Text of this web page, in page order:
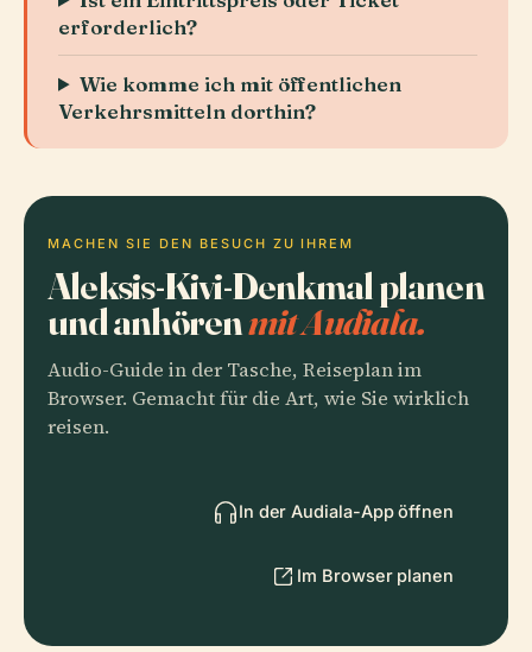
erforderlich?
Wie komme ich mit öffentlichen
Verkehrsmitteln dorthin?
MACHEN SIE DEN BESUCH ZU IHREM
Aleksis-Kivi-Denkmal planen
und anhörenmit Audiala.
Audio-Guide in der Tasche, Reiseplan im
Browser. Gemacht für die Art, wie Sie wirklich
reisen.
In der Audiala-App öffnen
Im Browser planen